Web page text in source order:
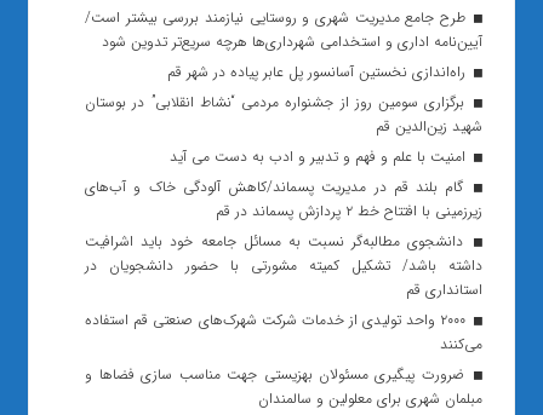
طرح جامع مدیریت شهری و روستایی نیازمند بررسی بیشتر است/
آیین‌نامه اداری و استخدامی شهرداری‌ها هرچه سریع‌تر تدوین شود
راه‌اندازی نخستین آسانسور پل عابر پیاده در شهر قم
برگزاری سومین روز از جشنواره مردمی “نشاط انقلابی” در بوستان
شهید زین‌الدین قم
امنیت با علم و فهم و تدبیر و ادب به دست می آید
گام بلند قم در مدیریت پسماند/کاهش آلودگی خاک و آب‌های
زیرزمینی با افتتاح خط ۲ پردازش پسماند در قم
دانشجوی مطالبه‌گر نسبت به مسائل جامعه خود باید اشرافیت
داشته باشد/ تشکیل کمیته مشورتی با حضور دانشجویان در
استانداری قم
۲۰۰۰ واحد تولیدی از خدمات شرکت شهرک‌های صنعتی قم استفاده
می‌کنند
ضرورت پیگیری مسئولان بهزیستی جهت مناسب سازی فضاها و
مبلمان شهری برای معلولین و سالمندان